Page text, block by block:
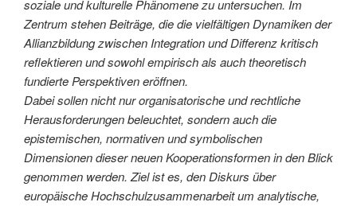
soziale und kulturelle Phänomene zu untersuchen. Im
Zentrum stehen Beiträge, die die vielfältigen Dynamiken der
Allianzbildung zwischen Integration und Differenz kritisch
reflektieren und sowohl empirisch als auch theoretisch
fundierte Perspektiven eröffnen.
Dabei sollen nicht nur organisatorische und rechtliche
Herausforderungen beleuchtet, sondern auch die
epistemischen, normativen und symbolischen
Dimensionen dieser neuen Kooperationsformen in den Blick
genommen werden. Ziel ist es, den Diskurs über
europäische Hochschulzusammenarbeit um analytische,